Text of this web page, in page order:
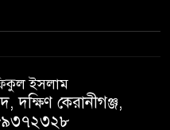
না ফেরার দেশে
ইসলাম
দক্ষিণ কেরানীগঞ্জ,